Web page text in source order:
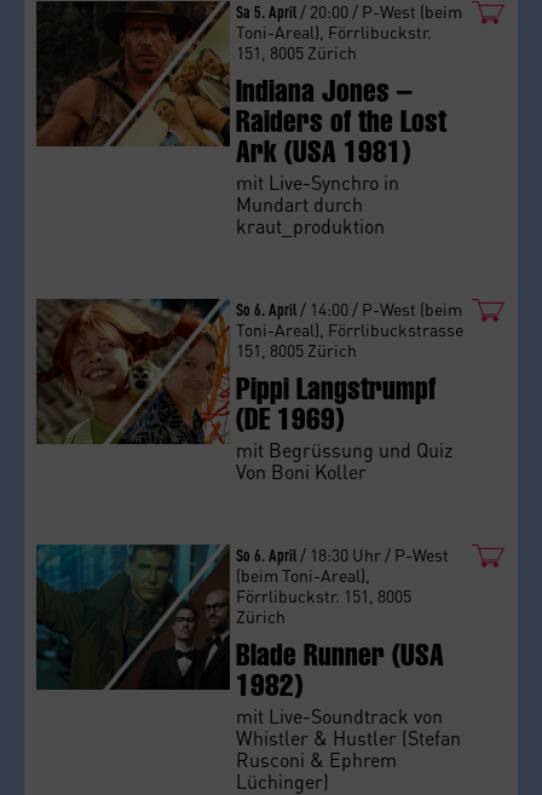
Sa 5. April / 20:00 / P-West (beim
Toni-Areal), Förrlibuckstr.
151, 8005 Zürich
Indiana Jones –
Raiders of the Lost
Ark (USA 1981)
mit Live-Synchro in
Mundart durch
kraut_produktion
So 6. April / 14:00 / P-West (beim
Toni-Areal), Förrlibuckstrasse
151, 8005 Zürich
Pippi Langstrumpf
(DE 1969)
mit Begrüssung und Quiz
Von Boni Koller
So 6. April / 18:30 Uhr / P-West
(beim Toni-Areal),
Förrlibuckstr. 151, 8005
Zürich
Blade Runner (USA
1982)
mit Live-Soundtrack von
Whistler & Hustler (Stefan
Rusconi & Ephrem
Lüchinger)